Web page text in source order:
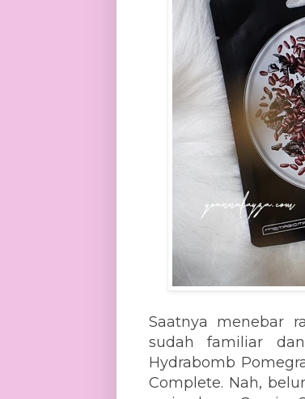
Saatnya menebar
sudah familiar
Hydrabomb
Complete. Nah,